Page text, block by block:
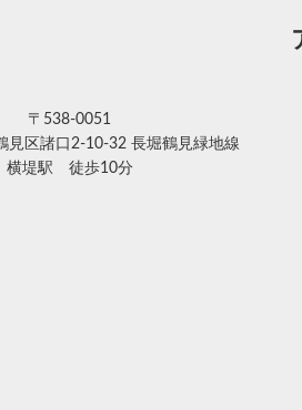
〒538-0051
見区諸口2-10-32 長堀鶴見緑地線
横堤駅 徒歩10分